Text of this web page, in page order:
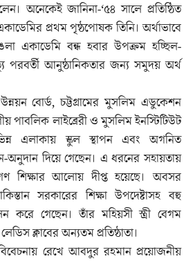
অনেকেই জানিনা-‘৫৪ সালে প্রতিষ্ঠিত
প্রথম পৃষ্ঠপোষক তিনি। অর্থাভাবে
একাডেমি বন্ধ হবার উপক্রম হচ্ছিল-
আনুষ্ঠানিকতার জন্য সমুদয় অর্থ
বোর্ড, চট্টগ্রামের মুসলিম এডুকেশন
পাবলিক লাইব্রেরী ও মুসলিম ইনস্টিটিউট
এলাকায় স্কুল স্থাপন এবং অগনিত
অনুদান দিয়ে গেছেন। এ ধরনের সহায়তায়
শিক্ষার আলোয় দীপ্ত হয়েছে। অবসর
সরকারের শিক্ষা উপদেষ্টাসহ বহু
করে গেছেন। তাঁর মহিয়সী স্ত্রী বেগম
ক্লাবের অন্যতম প্রতিষ্ঠাতা।
রেখে আবদুর রহমান প্রয়োজনীয়